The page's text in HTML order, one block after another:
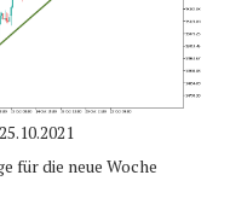
für die neue Woche